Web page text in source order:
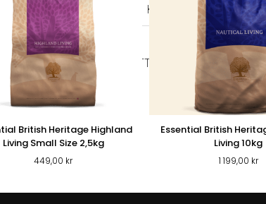
KERAMIK
MELAMIN
VÅRD
TIKSKYDD & SKVÄTTSKYDD
VÅTFODER KATT
KATTGODIS
KLÖSBRÄDOR
British Heritage Highland
Living Small Size 2,5kg
449,00 kr
Essential British
Living 10kg
1 199,00 kr